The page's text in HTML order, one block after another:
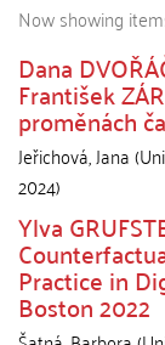
Now showing
Dana
František
proměnách
Jeřichová, Jana(
2024)
Ylva
Practice in
Boston 2022